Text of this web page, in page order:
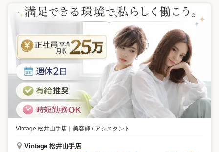
Vintage 松井山手店 ｜ 美容師 / アシスタント
Vintage 松井山手店